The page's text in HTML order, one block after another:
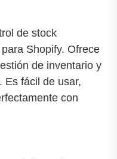
de stock
Shopify. Ofrece
de inventario y
Es fácil de usar,
con